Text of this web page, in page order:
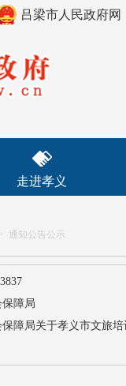
吕梁市人民政府网
走进孝义
> 通知公告公示
障局
障局关于孝义市文旅